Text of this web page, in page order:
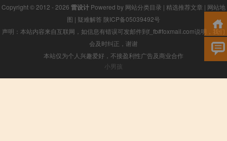
Copyright © 2012 - 2026 雷设计 Powered by 网站分类目录 | 精选推荐文章 | 网站地
图 | 疑难解答 陕ICP备05039492号
声明：本站内容来自互联网，如信息有错误可发邮件到f_fb#foxmail.com说明，我们
会及时纠正，谢谢
本站仅为个人兴趣爱好，不接盈利性广告及商业合作
小男孩